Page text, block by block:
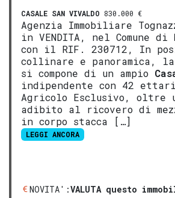
CASALE SAN VIVALDO 830.000 €
Agenzia Immobiliare
in VENDITA, nel Comune di
con il RIF. 230712, In
collinare e panoramica,
si compone di un ampio
indipendente con 42
Agricolo Esclusivo, oltre
adibito al ricovero di
in corpo stacca […]
LEGGI ANCORA
NOVITA':VALUTA questo